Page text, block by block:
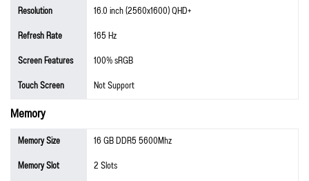
Resolution
16.0 inch (2560x1600) QHD+
Refresh Rate
165 Hz
Screen Features
100% sRGB
Touch Screen
Not Support
Memory
Memory Size
16 GB DDR5 5600Mhz
Memory Slot
2 Slots